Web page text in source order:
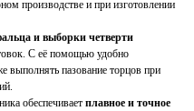
производстве и при изготовлении
и выборки четверти
С её помощью удобно
выполнять пазование торцов при
обеспечивает плавное и точное